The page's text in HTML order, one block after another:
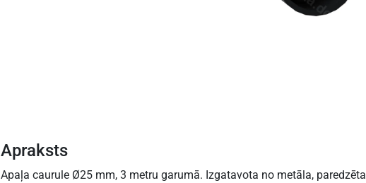
Apraksts
Apaļa caurule Ø25 mm, 3 metru garumā. Izgatavota no metāla, paredzēta